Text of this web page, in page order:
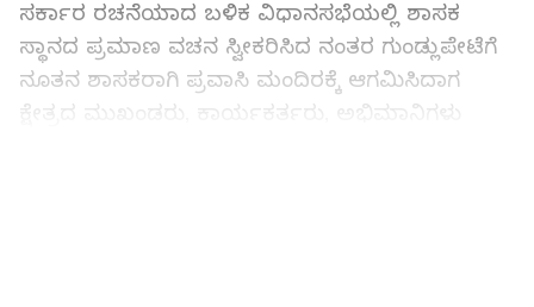
ಸರ್ಕಾರ ರಚನೆಯಾದ ಬಳಿಕ ವಿಧಾನಸಭೆಯಲ್ಲಿ ಶಾಸಕ
ಸ್ಥಾನದ ಪ್ರಮಾಣ ವಚನ ಸ್ವೀಕರಿಸಿದ ನಂತರ ಗುಂಡ್ಲುಪೇಟೆಗೆ
ನೂತನ ಶಾಸಕರಾಗಿ ಪ್ರವಾಸಿ ಮಂದಿರಕ್ಕೆ ಆಗಮಿಸಿದಾಗ
ಕ್ಷೇತ್ರದ ಮುಖಂಡರು, ಕಾರ್ಯಕರ್ತರು, ಅಭಿಮಾನಿಗಳು